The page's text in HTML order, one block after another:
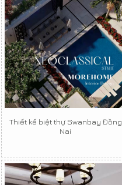
Thiết kế biệt thự Swanbay Đồng
Nai